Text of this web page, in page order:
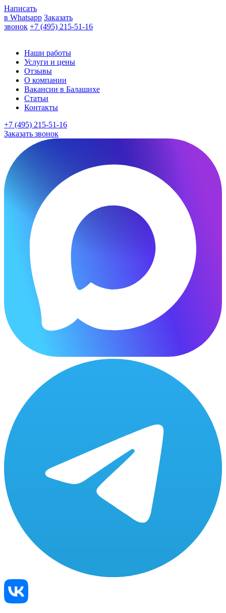
Написать
в Whatsapp Заказать
звонок +7 (495) 215-51-16
Наши работы
Услуги и цены
Отзывы
О компании
Вакансии в Балашихе
Статьи
Контакты
+7 (495) 215-51-16
Заказать звонок